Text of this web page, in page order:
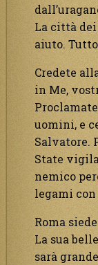
La città
aiuto.
Credete
in Me,
uomini, e
Salvatore.
State
nemico
legami
Roma
La sua
sarà